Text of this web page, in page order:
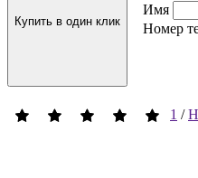
Купить в один клик
Имя
Номер
1 /